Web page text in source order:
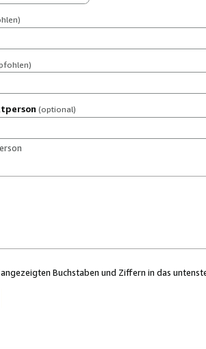
(optional)
Buchstaben und Ziffern in das